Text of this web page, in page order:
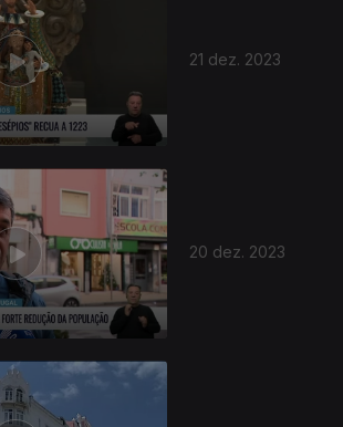
21 dez. 2023
20 dez. 2023